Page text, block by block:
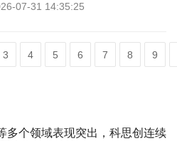
都世纪城新国际会展中心重磅举
07-31 14:35:25
3 4 5 6 7 8 9
多个领域表现突出，科思创连续